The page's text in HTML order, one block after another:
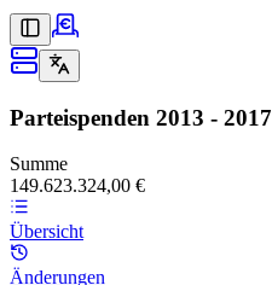
Parteispenden 2013 - 2017
Summe
149.623.324,00 €
Übersicht
Änderungen